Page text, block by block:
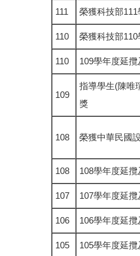
111 榮獲科技部
110 榮獲科技部
110 109學年度延
109
指導學生(陳唯
獎
108 榮獲中華民國
108 108學年度延
107 107學年度延
106 106學年度延
105 105學年度延